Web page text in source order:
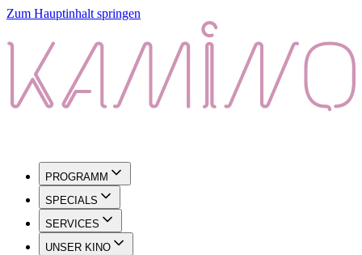
Zum Hauptinhalt springen
PROGRAMM
SPECIALS
SERVICES
UNSER KINO